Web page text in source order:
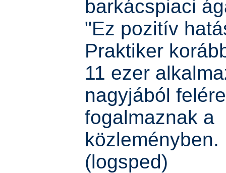
barkácspiaci
"Ez pozitív
Praktiker
11 ezer
nagyjából
fogalmaznak a
közleményben.
(logsped)